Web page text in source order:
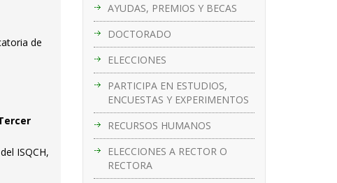
AYUDAS, PREMIOS Y BECAS
DOCTORADO
ELECCIONES
PARTICIPA EN ESTUDIOS,
ENCUESTAS Y EXPERIMENTOS
RECURSOS HUMANOS
ELECCIONES A RECTOR O
RECTORA
de
ISQCH,